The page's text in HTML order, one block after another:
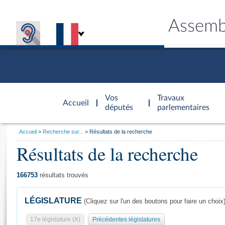
Accueil
d'accueil
Vos
députés
Travaux
parlementaires
Général
Vous
Accueil Recherche sur... Résultats de la recherche
Résultats de la recherche
166753 résultats trouvés
LÉGISLATURE (Cliquez sur l'un des boutons pour faire un choix)
17e législature (X) Précédentes législatures